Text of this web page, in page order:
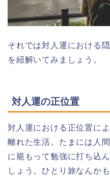
それでは対人運における
を紐解いてみましょう。
対人運の正位置
対人運における正位置に
離れた生活。たまには人
に籠もって勉強に打ち込
しょう。ひとり旅なんか